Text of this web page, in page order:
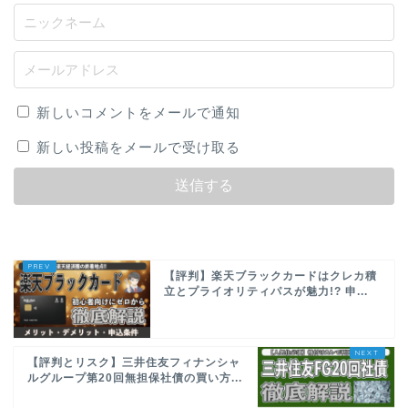
新しいコメントをメールで通知
新しい投稿をメールで受け取る
【評判】楽天ブラックカードはクレカ積
立とプライオリティパスが魅力!? 申...
【評判とリスク】三井住友フィナンシャ
ルグループ第20回無担保社債の買い方...